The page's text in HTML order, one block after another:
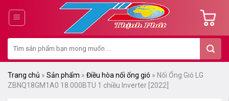
dung
kiếm:
Trang chủ » Sản phẩm » Điều hòa nối ống gió » Nối Ống Gió LG
ZBNQ18GM1A0 18.000BTU 1 chiều Inverter [2022]